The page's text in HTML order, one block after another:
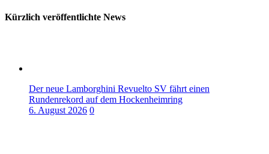
Kürzlich veröffentlichte News
Der neue Lamborghini Revuelto SV fährt einen
Rundenrekord auf dem Hockenheimring
6. August 2026 0